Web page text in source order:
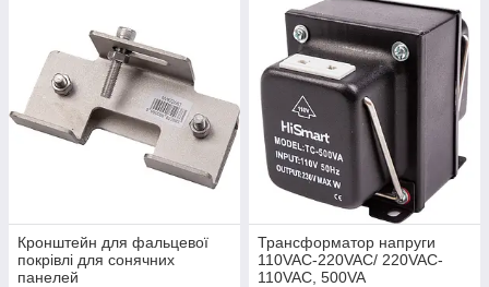
Кронштейн для фальцевої
покрівлі для сонячних
панелей
Трансформатор напруги
110VAC-220VAC/ 220VAC-
110VAC, 500VA